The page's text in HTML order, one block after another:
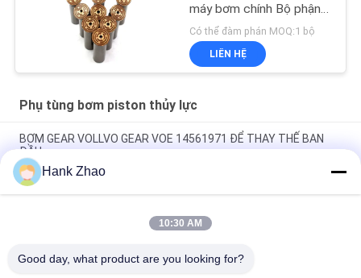
máy bơm chính Bộ phận
máy bơm thủy lực Máy
bơm piston Dịch vụ sửa
chữa bảo trì
Có thể đàm phán MOQ:1 bộ
LIÊN HỆ
Phụ tùng bơm piston thủy lực
BƠM GEAR VOLLVO GEAR VOE 14561971 ĐỂ THAY THẾ BAN
ĐẦU
BƠM GEAR VOLLVO GEAR VOE 14537295 ĐỂ THAY THẾ BAN
ĐẦU
VOLLVO GALLERY GEAR PUMP VOE 14782798 để thay thế ban
Hank Zhao
10:30 AM
Good day, what product are you looking for?